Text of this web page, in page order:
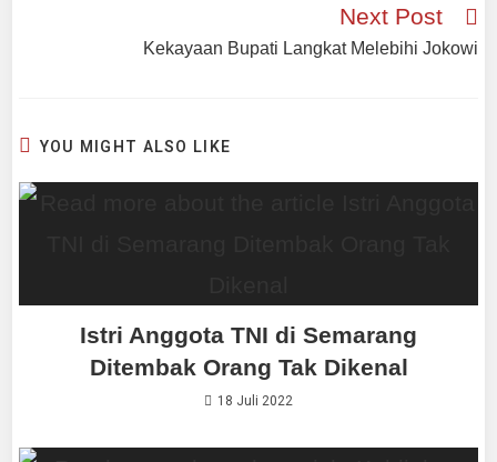
Next Post
Kekayaan Bupati Langkat Melebihi Jokowi
YOU MIGHT ALSO LIKE
Istri Anggota TNI di Semarang
Ditembak Orang Tak Dikenal
18 Juli 2022